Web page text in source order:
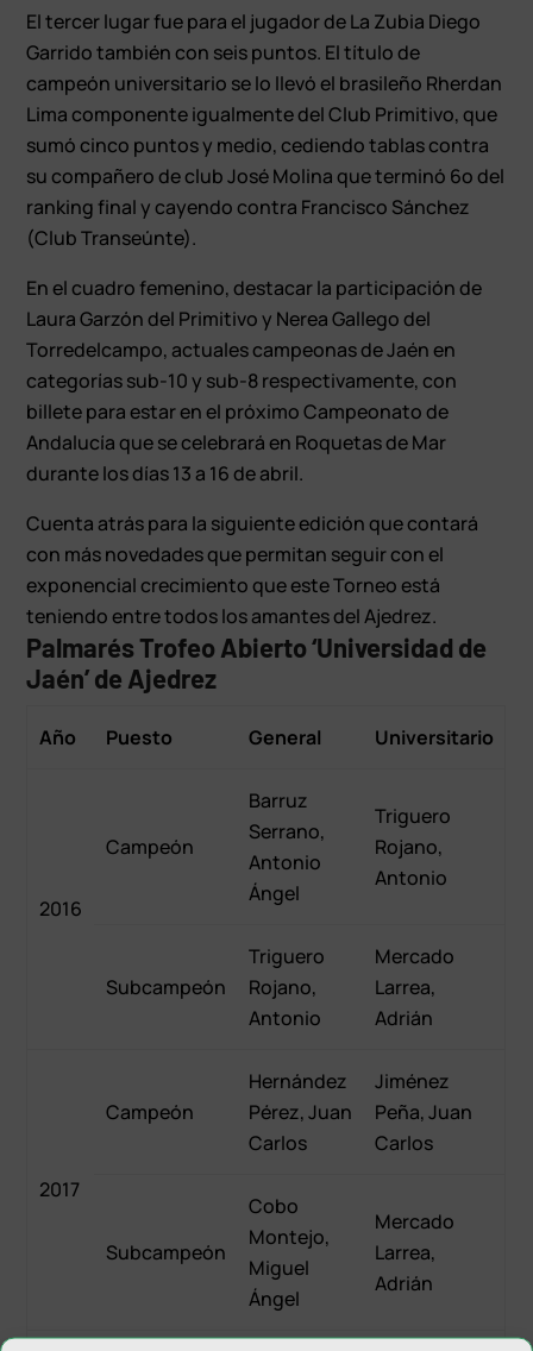
El tercer lugar fue para el jugador de La Zubia Diego
Garrido también con seis puntos. El título de
campeón universitario se lo llevó el brasileño Rherdan
Lima componente igualmente del Club Primitivo, que
sumó cinco puntos y medio, cediendo tablas contra
su compañero de club José Molina que terminó 6º del
ranking final y cayendo contra Francisco Sánchez
(Club Transeúnte).
En el cuadro femenino, destacar la participación de
Laura Garzón del Primitivo y Nerea Gallego del
Torredelcampo, actuales campeonas de Jaén en
categorías sub-10 y sub-8 respectivamente, con
billete para estar en el próximo Campeonato de
Andalucía que se celebrará en Roquetas de Mar
durante los días 13 a 16 de abril.
Cuenta atrás para la siguiente edición que contará
con más novedades que permitan seguir con el
exponencial crecimiento que este Torneo está
teniendo entre todos los amantes del Ajedrez.
Palmarés Trofeo Abierto ‘Universidad de
Jaén’ de Ajedrez
Año Puesto General Universitario
2016
Campeón
Barruz
Serrano,
Antonio
Ángel
Triguero
Rojano,
Antonio
Subcampeón
Triguero
Rojano,
Antonio
Mercado
Larrea,
Adrián
2017
Campeón
Hernández
Pérez, Juan
Carlos
Jiménez
Peña, Juan
Carlos
Subcampeón
Cobo
Montejo,
Miguel
Ángel
Mercado
Larrea,
Adrián